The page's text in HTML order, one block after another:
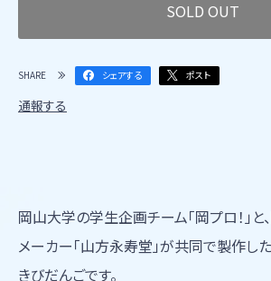
SOLD OUT
SHARE シェアする ポスト
通報する
岡山大学の学生企画チーム「岡プロ！」と
メーカー「山方永寿堂」が共同で製作し
きびだんごです。